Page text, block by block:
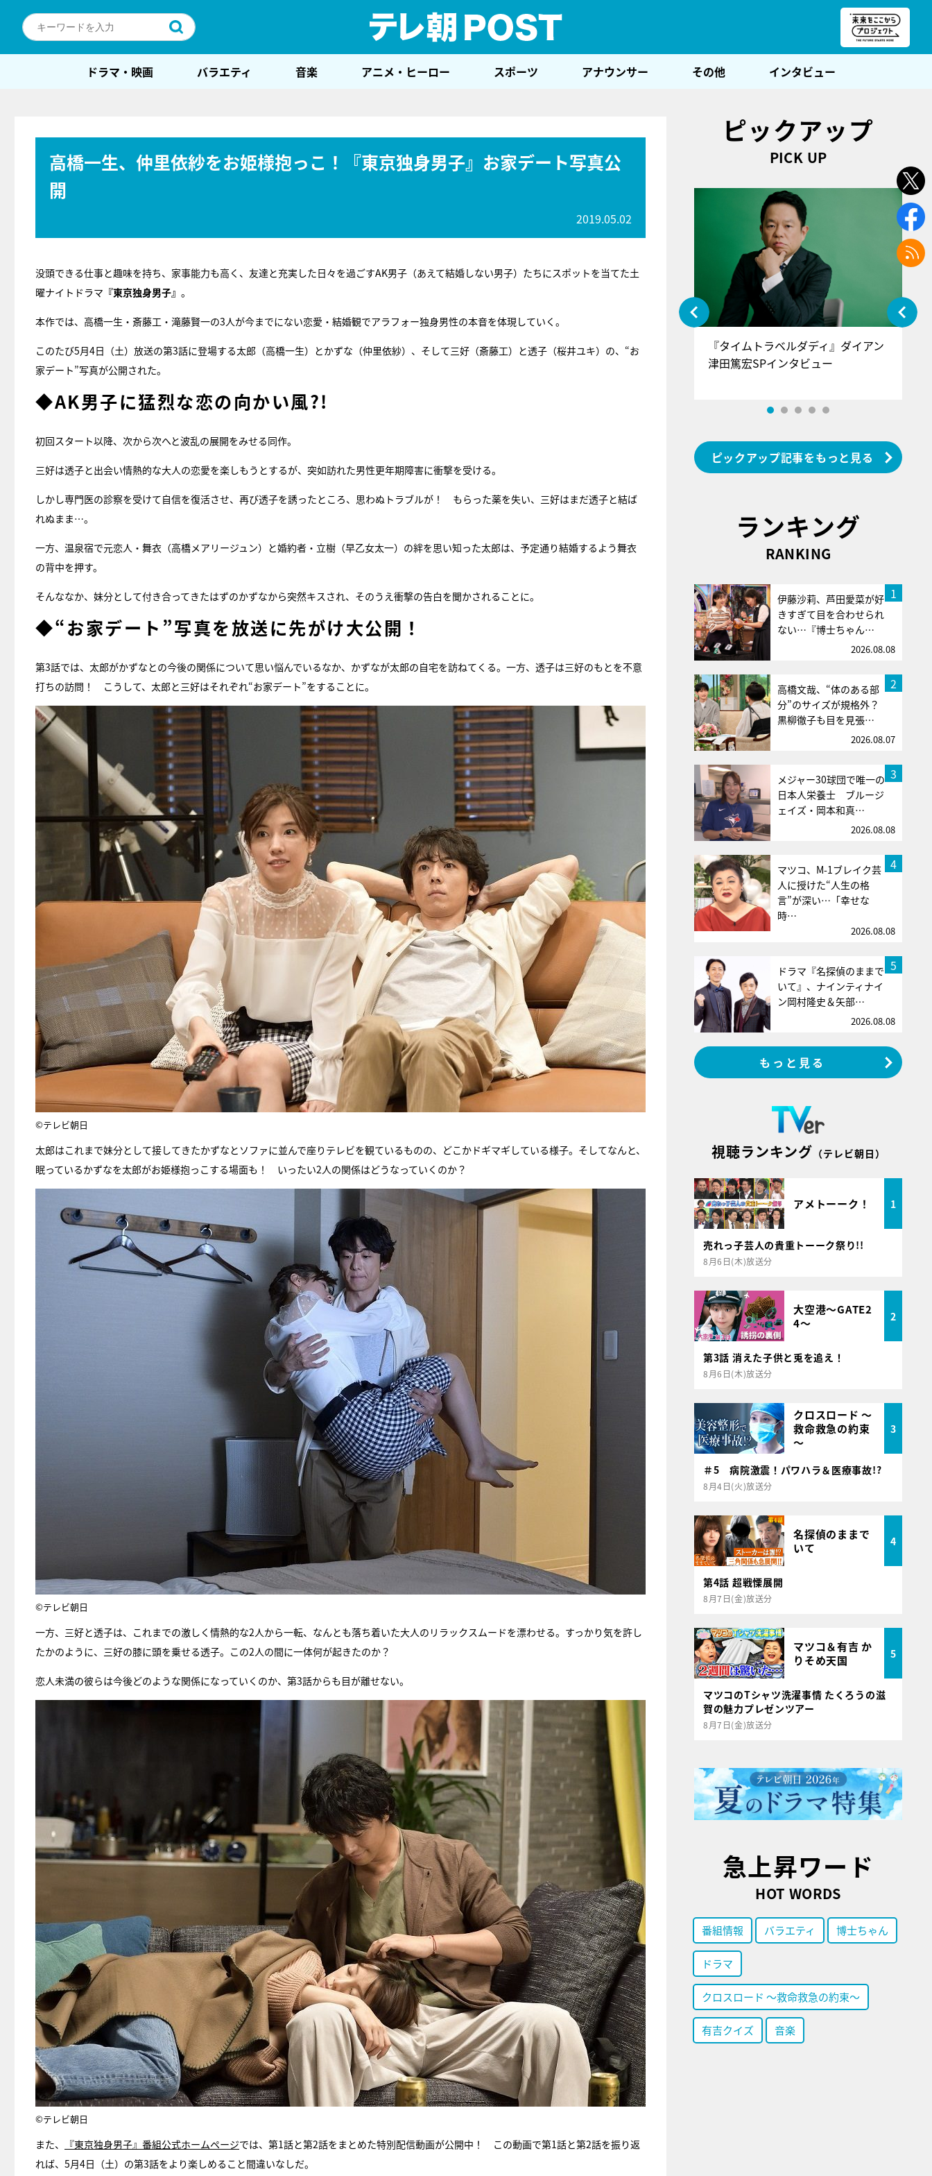
ドラマ・映画 バラエティ 音楽 アニメ・ヒーロー スポーツ アナウンサー その他 インタビュー
高橋一生、仲里依紗をお姫様抱っこ！『東京独身男子』お家デート写真公
開
2019.05.02
没頭できる仕事と趣味を持ち、家事能力も高く、友達と充実した日々を過ごすAK男子（あえて結婚しない男子）たちにスポットを当てた土
曜ナイトドラマ 『東京独身男子』 。
本作では、高橋一生・斎藤工・滝藤賢一の3人が今までにない恋愛・結婚観でアラフォー独身男性の本音を体現していく。
このたび5月4日（土）放送の第3話に登場する太郎（高橋一生）とかずな（仲里依紗）、そして三好（斎藤工）と透子（桜井ユキ）の、“お
家デート”写真が公開された。
◆AK男子に猛烈な恋の向かい風?!
初回スタート以降、次から次へと波乱の展開をみせる同作。
三好は透子と出会い情熱的な大人の恋愛を楽しもうとするが、突如訪れた男性更年期障害に衝撃を受ける。
しかし専門医の診察を受けて自信を復活させ、再び透子を誘ったところ、思わぬトラブルが！ もらった薬を失い、三好はまだ透子と結ば
れぬまま…。
一方、温泉宿で元恋人・舞衣（高橋メアリージュン）と婚約者・立樹（早乙女太一）の絆を思い知った太郎は、予定通り結婚するよう舞衣
の背中を押す。
そんななか、妹分として付き合ってきたはずのかずなから突然キスされ、そのうえ衝撃の告白を聞かされることに。
◆“お家デート”写真を放送に先がけ大公開！
第3話では、太郎がかずなとの今後の関係について思い悩んでいるなか、かずなが太郎の自宅を訪ねてくる。一方、透子は三好のもとを不意
打ちの訪問！ こうして、太郎と三好はそれぞれ“お家デート”をすることに。
©テレビ朝日
太郎はこれまで妹分として接してきたかずなとソファに並んで座りテレビを観ているものの、どこかドギマギしている様子。そしてなんと、
眠っているかずなを太郎がお姫様抱っこする場面も！ いったい2人の関係はどうなっていくのか？
©テレビ朝日
一方、三好と透子は、これまでの激しく情熱的な2人から一転、なんとも落ち着いた大人のリラックスムードを漂わせる。すっかり気を許し
たかのように、三好の膝に頭を乗せる透子。この2人の間に一体何が起きたのか？
恋人未満の彼らは今後どのような関係になっていくのか、第3話からも目が離せない。
©テレビ朝日
また、 『東京独身男子』番組公式ホームページでは、第1話と第2話をまとめた特別配信動画が公開中！ この動画で第1話と第2話を振り返
れば、5月4日（土）の第3話をより楽しめること間違いなしだ。
ピックアップ
PICK UP
『アイ＝ラブ！げーみんぐ』＝LOV
『タイムトラベルダディ』ダイアン
津田篤宏SPインタビュー
ピックアップ記事をもっと見る
ランキング
RANKING
1
伊藤沙莉、芦田愛菜が好
きすぎて目を合わせられ
ない…『博士ちゃん…
2026.08.08
2
高橋文哉、“体のある部
分”のサイズが規格外？
黒柳徹子も目を見張…
2026.08.07
3
メジャー30球団で唯一の
日本人栄養士 ブルージ
ェイズ・岡本和真…
2026.08.08
4
マツコ、M-1ブレイク芸
人に授けた“人生の格
言”が深い…「幸せな
時…
2026.08.08
5
ドラマ『名探偵のままで
いて』、ナインティナイ
ン岡村隆史＆矢部…
2026.08.08
もっと見る
視聴ランキング （テレビ朝日）
アメトーーク！ 1
売れっ子芸人の貴重トーーク祭り!!
8月6日(木)放送分
大空港～GATE2
4～
2
第3話 消えた子供と兎を追え！
8月6日(木)放送分
クロスロード ～
救命救急の約束
～
3
＃5 病院激震！パワハラ＆医療事故!?
8月4日(火)放送分
名探偵のままで
いて
4
第4話 超戦慄展開
8月7日(金)放送分
マツコ＆有吉 か
りそめ天国
5
マツコのTシャツ洗濯事情 たくろうの滋
賀の魅力プレゼンツアー
8月7日(金)放送分
急上昇ワード
HOT WORDS
番組情報 バラエティ 博士ちゃん
ドラマ
クロスロード ～救命救急の約束～
有吉クイズ 音楽